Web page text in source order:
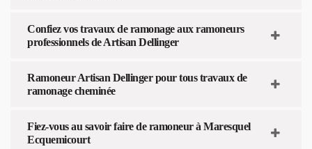
Confiez vos travaux de ramonage aux ramoneurs
professionnels de Artisan Dellinger
Ramoneur Artisan Dellinger pour tous travaux de
ramonage cheminée
Fiez-vous au savoir faire de ramoneur à Maresquel
Ecquemicourt